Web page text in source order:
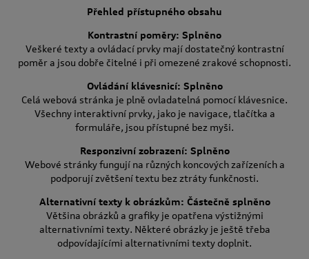
Přehled přístupného obsahu
Kontrastní poměry: Splněno
Veškeré texty a ovládací prvky mají dostatečný kontrastní
poměr a jsou dobře čitelné i při omezené zrakové schopnosti.
Ovládání klávesnicí: Splněno
Celá webová stránka je plně ovladatelná pomocí klávesnice.
Všechny interaktivní prvky, jako je navigace, tlačítka a
formuláře, jsou přístupné bez myši.
Responzivní zobrazení: Splněno
Webové stránky fungují na různých koncových zařízeních a
podporují zvětšení textu bez ztráty funkčnosti.
Alternativní texty k obrázkům: Částečně splněno
Většina obrázků a grafiky je opatřena výstižnými
alternativními texty. Některé obrázky je ještě třeba
odpovídajícími alternativními texty doplnit.